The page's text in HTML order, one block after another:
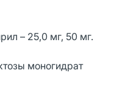
– 25,0 мг, 50 мг.
моногидрат